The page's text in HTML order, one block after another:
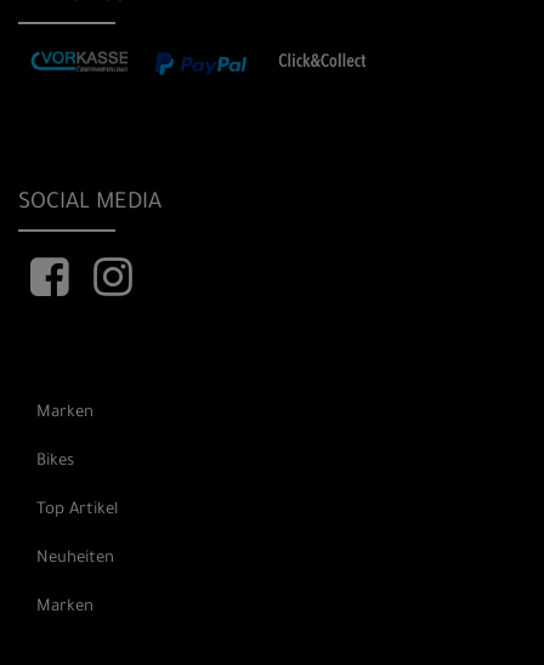
SOCIAL MEDIA
Marken
Bikes
Top Artikel
Neuheiten
Marken